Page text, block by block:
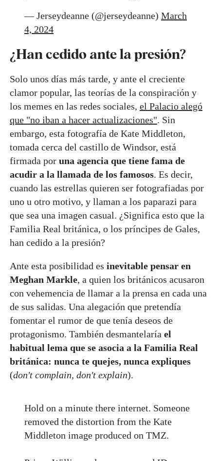
— Jerseydeanne (@jerseydeanne) March
4, 2024
¿Han cedido ante la presión?
Solo unos días más tarde, y ante el creciente
clamor popular, las teorías de la conspiración y
los memes en las redes sociales, el Palacio alegó
que "no iban a hacer actualizaciones". Sin
embargo, esta fotografía de Kate Middleton,
tomada cerca del castillo de Windsor, está
firmada por una agencia que tiene fama de
acudir a la llamada de los famosos. Es decir,
cuando las estrellas quieren ser fotografiadas por
uno u otro motivo, y llaman a los paparazi para
que sea una imagen casual. ¿Significa esto que la
Familia Real británica, o los príncipes de Gales,
han cedido a la presión?
Ante esta posibilidad es inevitable pensar en
Meghan Markle, a quien los británicos acusaron
con vehemencia de llamar a la prensa en cada una
de sus salidas. Una alegación que pretendía
fomentar el rumor de que tenía deseos de
protagonismo. También desmantelaría el
habitual lema que se asocia a la Familia Real
británica: nunca te quejes, nunca expliques
(don't complain, don't explain).
Hold on a minute there internet. Someone
removed the distortion from the Kate
Middleton image produced on TMZ.